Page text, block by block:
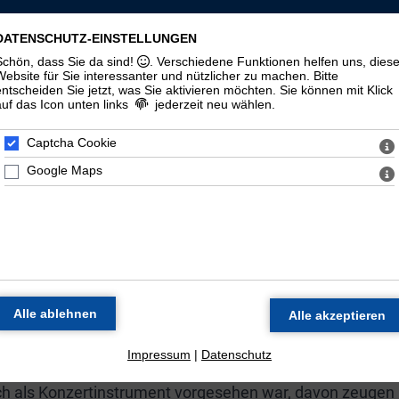
ST. MAURITIUS ZU HALLE
Veranstaltungen Materialien Halloren
Geschichte
ORGEL DER
Wilhelm Sauer in Frankfurt (Oder) als Opus 1307
Orgelbaus dar.
Günther Ramin galt das Instrument
Neben dem Einsatz des Instruments in den
statt.
als Konzertinstrument vorgesehen war, davon zeugen
EINSTELLUNGEN
dass Sie da sind!
. Verschiedene Funktionen helfen uns, diese
für Sie interessanter und nützlicher zu machen.
Bitte
Sie jetzt, was Sie aktivieren möchten. Sie können mit Klick
das Icon unten links
jederzeit neu wählen.
Captcha Cookie
Google Maps
Impressum | Datenschutz